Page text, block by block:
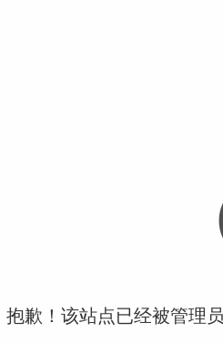
抱歉！该站点已经被管理